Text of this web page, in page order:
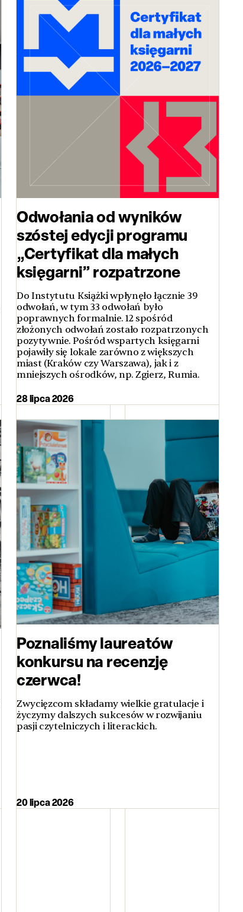
Odwołania od wyników
szóstej edycji programu
„Certyfikat dla małych
księgarni” rozpatrzone
Do Instytutu Książki wpłynęło łącznie 39
odwołań, w tym 33 odwołań było
poprawnych formalnie. 12 spośród
złożonych odwołań zostało rozpatrzonych
pozytywnie. Pośród wspartych księgarni
pojawiły się lokale zarówno z większych
miast (Kraków czy Warszawa), jak i z
mniejszych ośrodków, np. Zgierz, Rumia.
28 lipca 2026
Poznaliśmy laureatów
konkursu na recenzję
czerwca!
Zwycięzcom składamy wielkie gratulacje i
życzymy dalszych sukcesów w rozwijaniu
pasji czytelniczych i literackich.
20 lipca 2026